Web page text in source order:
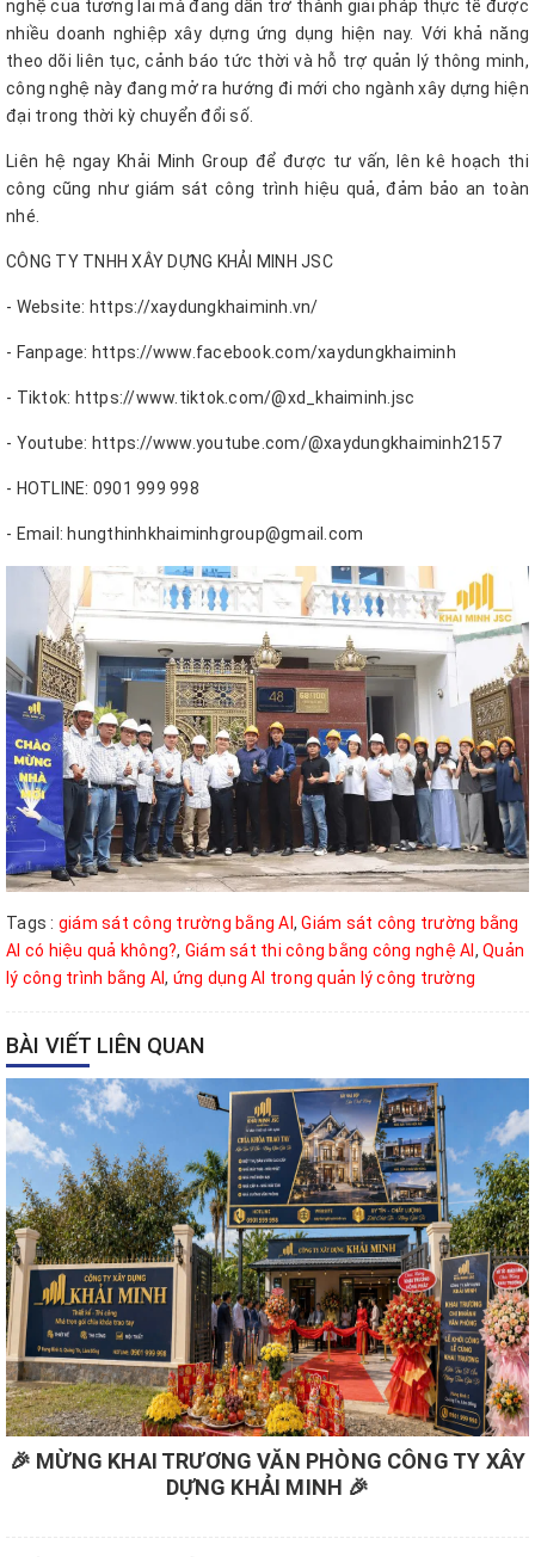
nghệ của tương lai mà đang dần trở thành giải pháp thực tế được
nhiều doanh nghiệp xây dựng ứng dụng hiện nay. Với khả năng
theo dõi liên tục, cảnh báo tức thời và hỗ trợ quản lý thông minh,
công nghệ này đang mở ra hướng đi mới cho ngành xây dựng hiện
đại trong thời kỳ chuyển đổi số.
Liên hệ ngay Khải Minh Group để được tư vấn, lên kê hoạch thi
công cũng như giám sát công trình hiệu quả, đảm bảo an toàn
nhé.
CÔNG TY TNHH XÂY DỰNG KHẢI MINH JSC
- Website: https://xaydungkhaiminh.vn/
- Fanpage: https://www.facebook.com/xaydungkhaiminh
- Tiktok: https://www.tiktok.com/@xd_khaiminh.jsc
- Youtube: https://www.youtube.com/@xaydungkhaiminh2157
- HOTLINE: 0901 999 998
- Email: hungthinhkhaiminhgroup@gmail.com
Tags : giám sát công trường bằng AI ,Giám sát công trường bằng
AI có hiệu quả không?, Giám sát thi công bằng công nghệ AI , Quản
lý công trình bằng AI, ứng dụng AI trong quản lý công trường
BÀI VIẾT LIÊN QUAN
🎉 MỪNG KHAI TRƯƠNG VĂN PHÒNG CÔNG TY XÂY
DỰNG KHẢI MINH 🎉